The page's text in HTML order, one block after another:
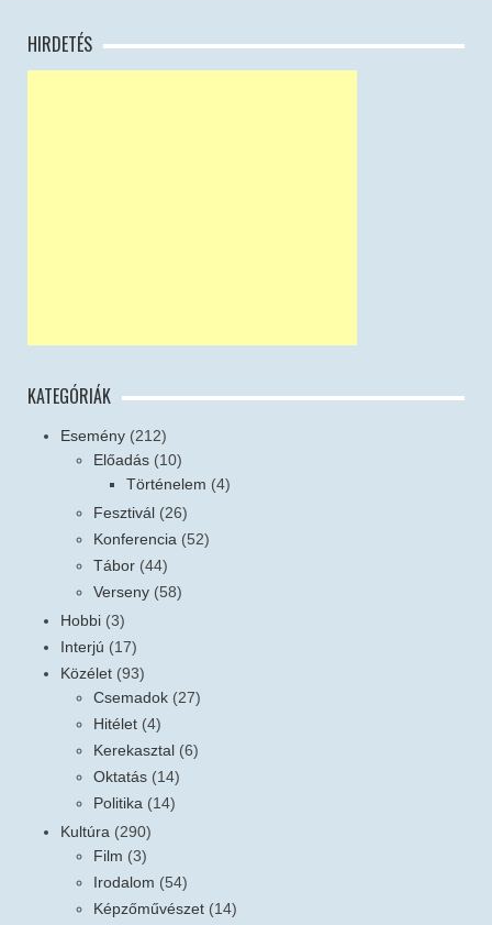
HIRDETÉS
KATEGÓRIÁK
Esemény (212)
Előadás (10)
Történelem (4)
Fesztivál (26)
Konferencia (52)
Tábor (44)
Verseny (58)
Hobbi (3)
Interjú (17)
Közélet (93)
Csemadok (27)
Hitélet (4)
Kerekasztal (6)
Oktatás (14)
Politika (14)
Kultúra (290)
Film (3)
Irodalom (54)
Képzőművészet (14)